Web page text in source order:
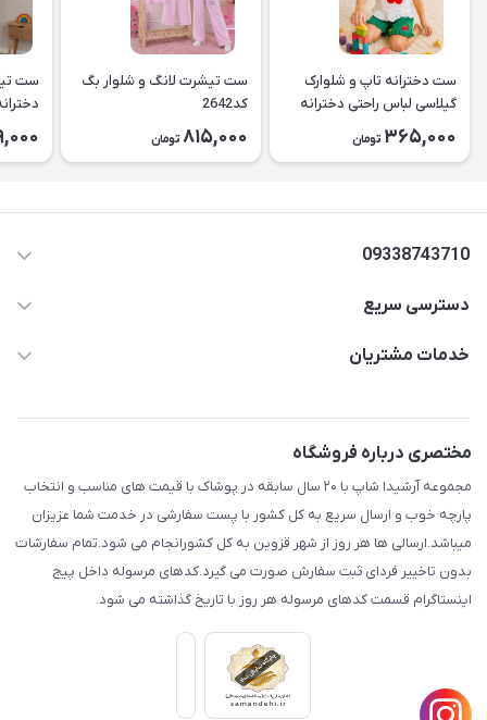
ست دخترانه تاپ و شلوارک
گیلاسی لباس راحتی دخترانه
365,000 تومان
ست تیشرت لانگ و شلوار بگ
کد2642
815,000 تومان
ست
09338743710
دسترسی سریع
حساب کاربری
لیست محصولات
درباره ما
تماس با ما
خدمات مشتریان
مختصری درباره فروشگاه
مجموعه آرشیدا شاپ با ۲۰ سال سابقه در پوشاک با قیمت های مناسب و انتخاب
پارچه خوب و ارسال سریع به کل کشور با پست سفارشی در خدمت شما عزیزان
میباشد.ارسالی ها هر روز از شهر قزوین به کل کشورانجام می شود.تمام سفارشات
بدون تاخییر فردای ثبت سفارش صورت می گیرد.کدهای مرسوله داخل پیج
اینستاگرام قسمت کدهای مرسوله هر روز با تاریخ گذاشته می شود.